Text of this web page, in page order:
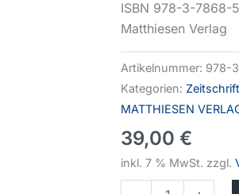
ISBN 978-3-7868-
Matthiesen Verlag
Artikelnummer: 978-
Kategorien:
MATTHIESEN
39,00 €
inkl. 7 % MwSt. zzgl.